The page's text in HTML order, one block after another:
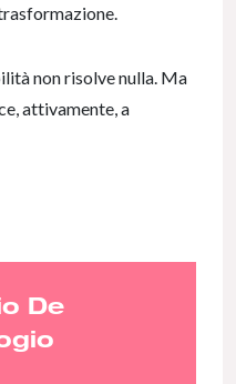
non risolve nulla. Ma
attivamente, a
De